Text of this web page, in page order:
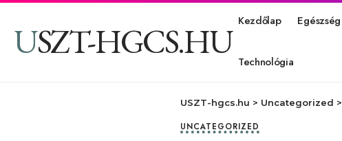
USZT-HGCS.HU Kezdőlap Egészség
Technológia
USZT-hgcs.hu > Uncategorized >
UNCATEGORIZED